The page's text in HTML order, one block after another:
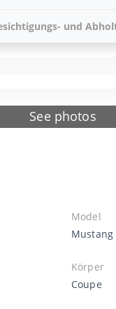
See photos
und
Model
Mustang
Körper
Coupe